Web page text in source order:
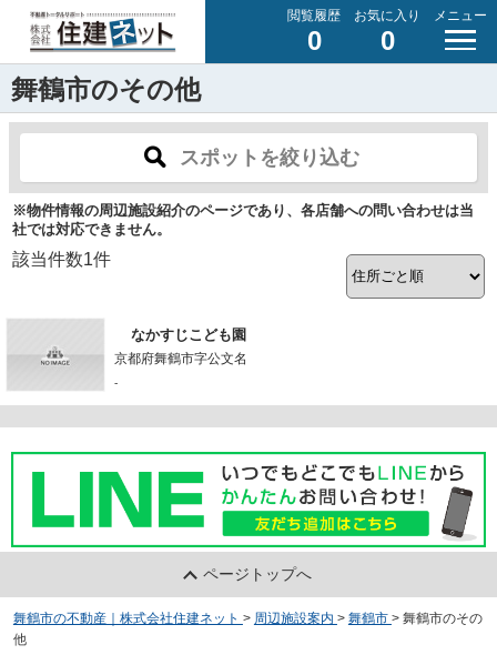
閲覧履歴
0
お気に入り
0
メニュー
舞鶴市のその他
スポットを絞り込む
※物件情報の周辺施設紹介のページであり、各店舗への問い合わせは当
社では対応できません。
該当件数1件
なかすじこども園
京都府舞鶴市字公文名
-
ページトップへ
舞鶴市の不動産｜株式会社住建ネット > 周辺施設案内 > 舞鶴市 > 舞鶴市のその
他